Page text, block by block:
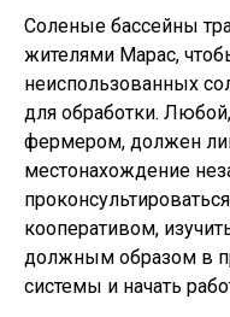
Соленые бассейны
жителями Марас,
неиспользованных
для обработки.
фермером, должен
местонахождение
кооперативом,
должным образом в
системы и начать